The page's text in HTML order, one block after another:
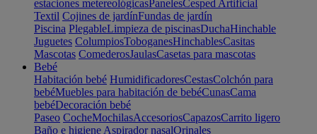
estaciones metereológicasPanelesCesped Artificial
Textil Cojines de jardínFundas de jardín
Piscina PlegableLimpieza de piscinasDuchaHinchable
Juguetes ColumpiosToboganesHinchablesCasitas
Mascotas ComederosJaulasCasetas para mascotas
Bebé
Habitación bebé HumidificadoresCestasColchón para
bebéMuebles para habitación de bebéCunasCama
bebéDecoración bebé
Paseo CocheMochilasAccesoriosCapazosCarrito ligero
Baño e higiene Aspirador nasalOrinales